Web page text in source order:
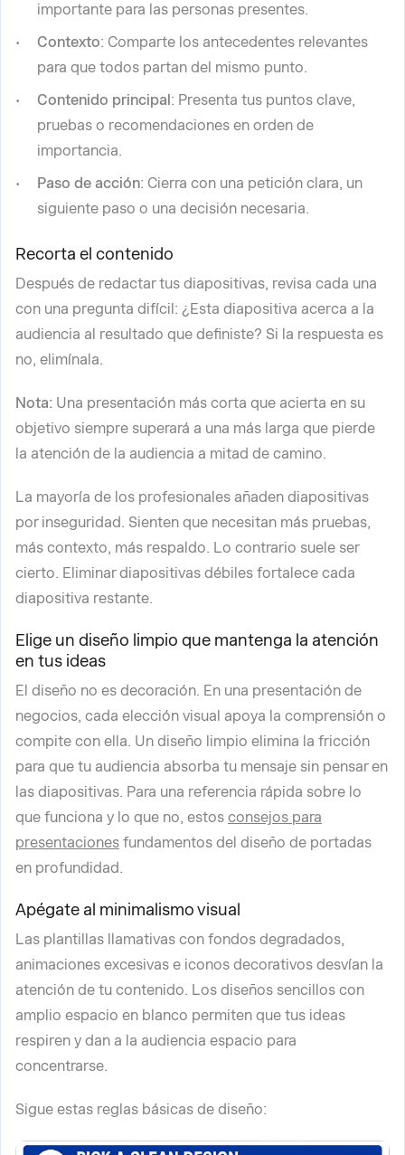
importante para las personas presentes.
Contexto: Comparte los antecedentes relevantes
para que todos partan del mismo punto.
Contenido principal: Presenta tus puntos clave,
pruebas o recomendaciones en orden de
importancia.
Paso de acción: Cierra con una petición clara, un
siguiente paso o una decisión necesaria.
Recorta el contenido
Después de redactar tus diapositivas, revisa cada una
con una pregunta difícil: ¿Esta diapositiva acerca a la
audiencia al resultado que definiste? Si la respuesta es
no, elimínala.
Nota: Una presentación más corta que acierta en su
objetivo siempre superará a una más larga que pierde
la atención de la audiencia a mitad de camino.
La mayoría de los profesionales añaden diapositivas
por inseguridad. Sienten que necesitan más pruebas,
más contexto, más respaldo. Lo contrario suele ser
cierto. Eliminar diapositivas débiles fortalece cada
diapositiva restante.
Elige un diseño limpio que mantenga la atención
en tus ideas
El diseño no es decoración. En una presentación de
negocios, cada elección visual apoya la comprensión o
compite con ella. Un diseño limpio elimina la fricción
para que tu audiencia absorba tu mensaje sin pensar en
las diapositivas. Para una referencia rápida sobre lo
que funciona y lo que no, estos consejos para
presentaciones fundamentos del diseño de portadas
en profundidad.
Apégate al minimalismo visual
Las plantillas llamativas con fondos degradados,
animaciones excesivas e iconos decorativos desvían la
atención de tu contenido. Los diseños sencillos con
amplio espacio en blanco permiten que tus ideas
respiren y dan a la audiencia espacio para
concentrarse.
Sigue estas reglas básicas de diseño: